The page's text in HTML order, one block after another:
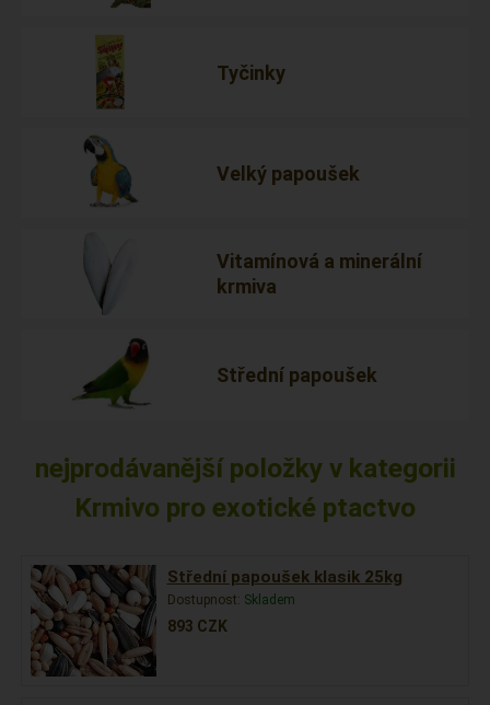
Tyčinky
Velký papoušek
Vitamínová a minerální
krmiva
Střední papoušek
nejprodávanější položky v kategorii
Krmivo pro exotické ptactvo
Střední papoušek klasik 25kg
Dostupnost: Skladem
893 CZK